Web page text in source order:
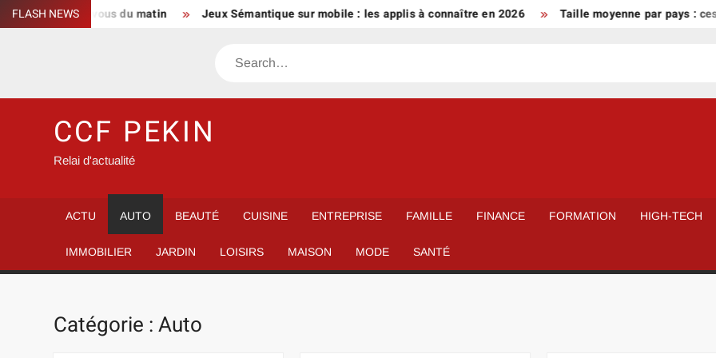
Skip
to
FLASH NEWS
rendez-vous du matin Jeux Sémantique sur mobile : les applis à connaître en 2026 Taille moyenne par pays : ces
Search
CCF PEKIN
Relai d'actualité
ACTU AUTO BEAUTÉ CUISINE ENTREPRISE FAMILLE FINANCE FORMATION HIGH-TECH
IMMOBILIER JARDIN LOISIRS MAISON MODE SANTÉ
Catégorie :Auto